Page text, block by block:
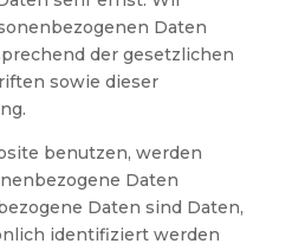
Daten
der gesetzlichen
sowie dieser
benutzen, werden
Daten
Daten sind Daten,
identifiziert werden